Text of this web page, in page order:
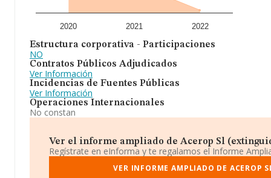
2020 2021 2022
Estructura corporativa - Participaciones
NO
Contratos Públicos Adjudicados
Ver Información
Incidencias de Fuentes Públicas
Ver Información
Operaciones Internacionales
No constan
Ver el informe ampliado de Acerop Sl
Regístrate en eInforma y te regalamos el Informe
VER INFORME AMPLIADO DE ACEROP